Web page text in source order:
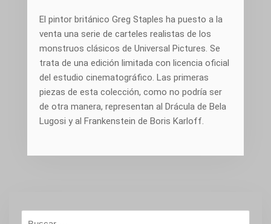
El pintor británico Greg Staples ha puesto a la
venta una serie de carteles realistas de los
monstruos clásicos de Universal Pictures. Se
trata de una edición limitada con licencia oficial
del estudio cinematográfico. Las primeras
piezas de esta colección, como no podría ser
de otra manera, representan al Drácula de Bela
Lugosi y al Frankenstein de Boris Karloff.